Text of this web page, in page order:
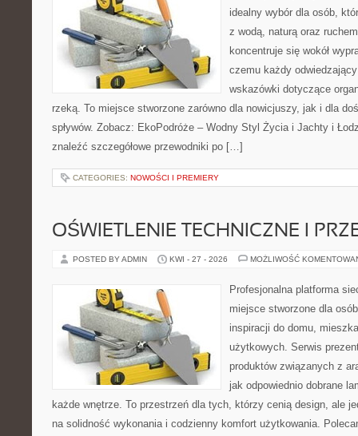
idealny wybór dla osób,
z wodą, naturą oraz
koncentruje się wokół
czemu każdy
wskazówki dotyczące
rzeką. To miejsce stworzone zarówno dla nowicjuszy, jak i dla
spływów. Zobacz: EkoPodróże – Wodny Styl Życia i Jachty i
znaleźć szczegółowe przewodniki po […]
CATEGORIES: NOWOŚCI I PREMIERY
OŚWIETLENIE TECHNICZNE I
POSTED BY ADMIN KWI - 27 - 2026 MOŻLIWOŚĆ
Profesjonalna platforma
miejsce stworzone dla
inspiracji do domu,
użytkowych. Serwis
produktów związanych z
jak odpowiednio dobrane
każde wnętrze. To przestrzeń dla tych, którzy cenią design, ale
na solidność wykonania i codzienny komfort użytkowania.